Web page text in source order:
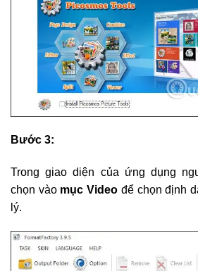
Bước 3:
Trong giao diện của ứng dụng
chọn vào mục Video để chọn định
lý.